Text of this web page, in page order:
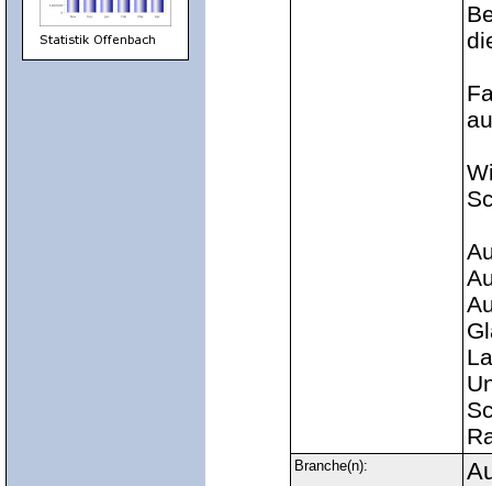
Branche(n):